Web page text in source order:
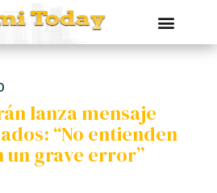
lanza mensaje
“No entienden
grave error”